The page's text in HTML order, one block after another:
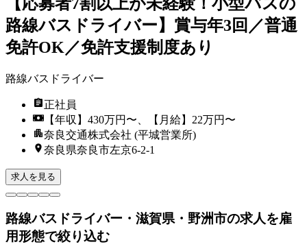
路線バスドライバー】賞与年3回／普通
免許OK／免許支援制度あり
路線バスドライバー
正社員
【年収】430万円〜、【月給】22万円〜
奈良交通株式会社 (平城営業所)
奈良県奈良市左京6-2-1
求人を見る
路線バスドライバー・滋賀県・野洲市の求人を雇
用形態で絞り込む